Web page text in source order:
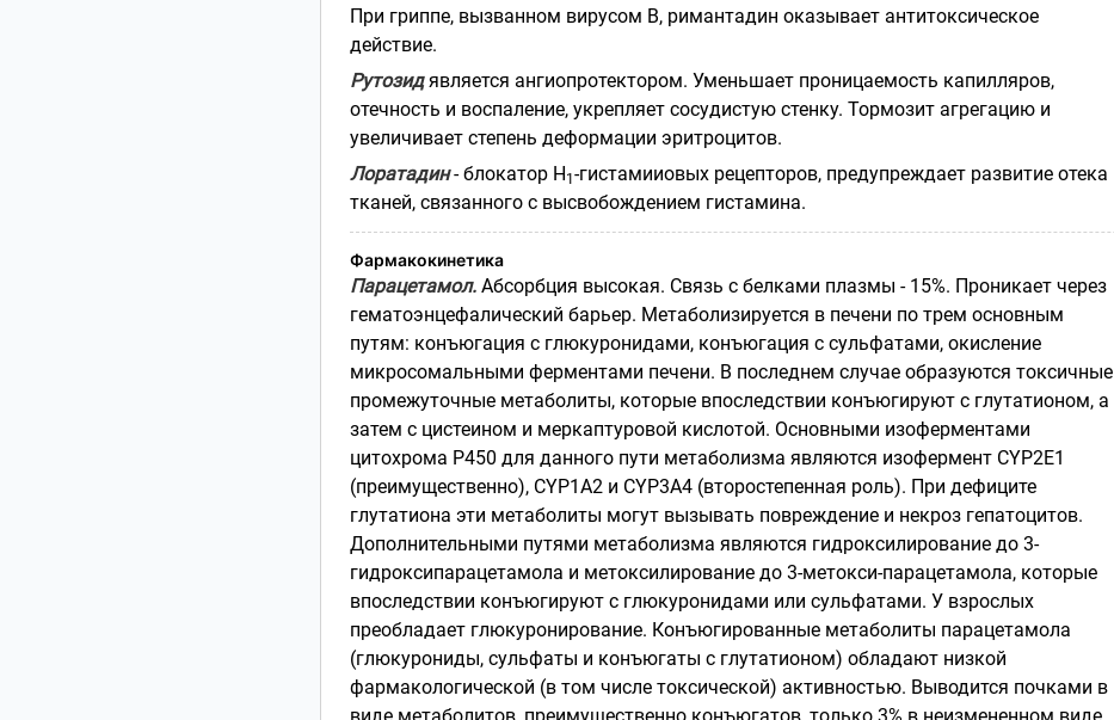
При гриппе, вызванном вирусом В, римантадин оказывает антитоксическое
действие.
Рутозидявляется ангиопротектором. Уменьшает проницаемость капилляров,
отечность и воспаление, укрепляет сосудистую стенку. Тормозит агрегацию и
увеличивает степень деформации эритроцитов.
Лоратадин- блокатор Н1-гистамииовых рецепторов, предупреждает развитие отека
тканей, связанного с высвобождением гистамина.
Фармакокинетика
Парацетамол.Абсорбция высокая. Связь с белками плазмы - 15%. Проникает через
гематоэнцефалический барьер. Метаболизируется в печени по трем основным
путям: конъюгация с глюкуронидами, конъюгация с сульфатами, окисление
микросомальными ферментами печени. В последнем случае образуются токсичные
промежуточные метаболиты, которые впоследствии конъюгируют с глутатионом, а
затем с цистеином и меркаптуровой кислотой. Основными изоферментами
цитохрома Р450 для данного пути метаболизма являются изофермент CYP2E1
(преимущественно), CYP1A2 и CYP3A4 (второстепенная роль). При дефиците
глутатиона эти метаболиты могут вызывать повреждение и некроз гепатоцитов.
Дополнительными путями метаболизма являются гидроксилирование до 3-
гидроксипарацетамола и метоксилирование до 3-метокси-парацетамола, которые
впоследствии конъюгируют с глюкуронидами или сульфатами. У взрослых
преобладает глюкуронирование. Конъюгированные метаболиты парацетамола
(глюкурониды, сульфаты и конъюгаты с глутатионом) обладают низкой
фармакологической (в том числе токсической) активностью. Выводится почками в